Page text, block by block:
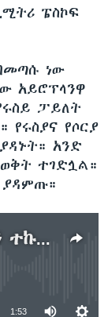
ፔስኮፍ
ነው
አይሮፕላንዋ
ፓይለት
የሩስያና የሶርያ
አንድ
ተገድሏል።
ያዳምጡ።
ቱርክ የሩስያን ተዋጊ አይሮፕላን ተኩሳ በመጣልዋ ይቀርታ አትጠይቅም
1:53